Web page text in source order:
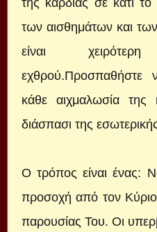
της καρδιάς σε κάτι
των αισθημάτων και
είναι
εχθρού.Προσπαθήστε
κάθε αιχμαλωσία
διάσπασι της
Ο τρόπος είναι ένας:
προσοχή από τον Κύριο
παρουσίας Του. Οι